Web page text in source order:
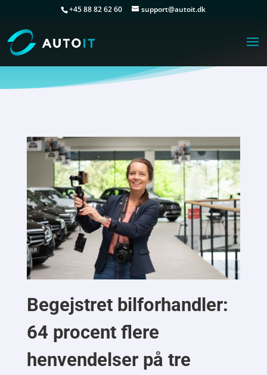
+45 88 82 62 60 support@autoit.dk
Begejstret bilforhandler:
64 procent flere
henvendelser på tre